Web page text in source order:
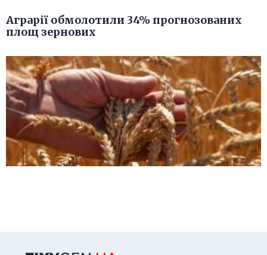
Аграрії обмолотили 34% прогнозованих
площ зернових